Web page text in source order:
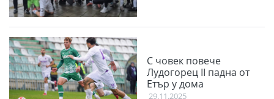
С човек повече
Лудогорец II падна от
Етър у дома
29.11.2025